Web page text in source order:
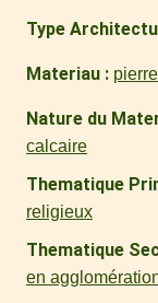
Type
Materiau pierre
Nature du
calcaire
Thematique
religieux
Thematique
en